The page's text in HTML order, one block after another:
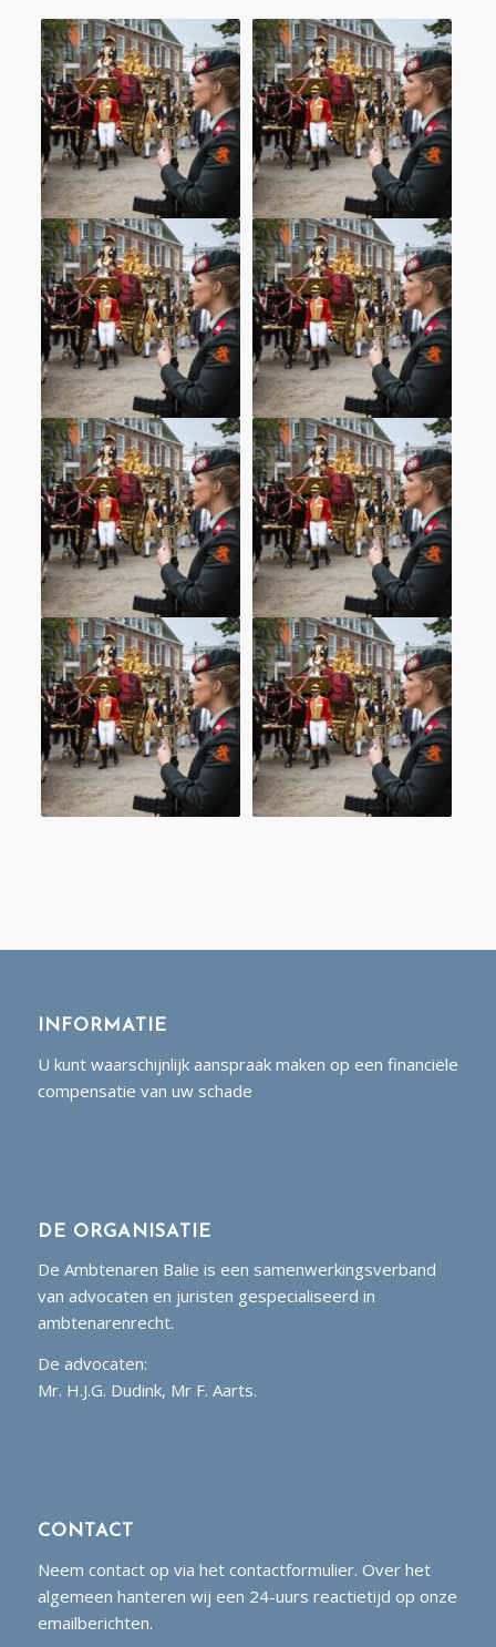
INFORMATIE
U kunt waarschijnlijk aanspraak maken op een financiële
compensatie van uw schade
DE ORGANISATIE
De Ambtenaren Balie is een samenwerkingsverband
van advocaten en juristen gespecialiseerd in
ambtenarenrecht.
De advocaten:
Mr. H.J.G. Dudink, Mr F. Aarts.
CONTACT
Neem contact op via het contactformulier. Over het
algemeen hanteren wij een 24-uurs reactietijd op onze
emailberichten.